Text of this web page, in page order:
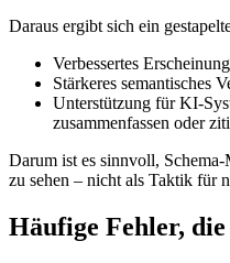
Daraus ergibt sich ein
Verbessertes
Stärkeres semantisches
Unterstützung für
zusammenfassen oder
Darum ist es sinnvoll,
zu sehen – nicht als Taktik für
Häufige Fehler,